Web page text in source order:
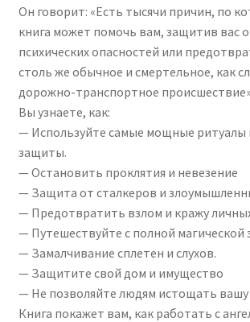
Он говорит: «Есть тысячи причин, по
книга может помочь вам, защитив вас
психических опасностей или
столь же обычное и смертельное, как
дорожно-транспортное
Вы узнаете, как:
— Используйте самые мощные ритуалы
защиты.
— Остановить проклятия и невезение
— Защита от сталкеров и
— Предотвратить взлом и кражу
— Путешествуйте с полной магической
— Замалчивание сплетен и слухов.
— Защитите свой дом и имущество
— Не позволяйте людям истощать
Книга покажет вам, как работать с